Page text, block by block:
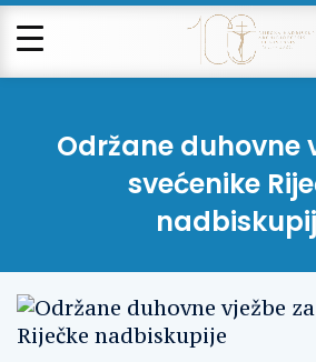
Održane duhovne
svećenike